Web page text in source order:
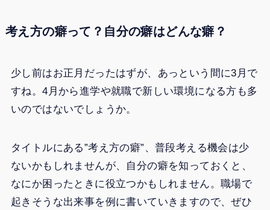
考え方の癖って？自分の癖はどんな癖？
少し前はお正月だったはずが、あっという間に3月で
すね。4月から進学や就職で新しい環境になる方も多
いのではないでしょうか。
タイトルにある”考え方の癖”、普段考える機会は少
ないかもしれませんが、自分の癖を知っておくと、
なにか困ったときに役立つかもしれません。職場で
起きそうな出来事を例に書いていきますので、ぜひ